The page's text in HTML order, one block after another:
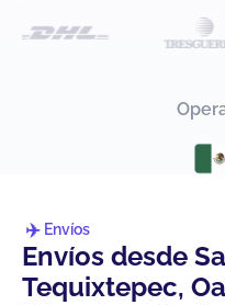
Envíos
Envíos desde
Tequixtepec,